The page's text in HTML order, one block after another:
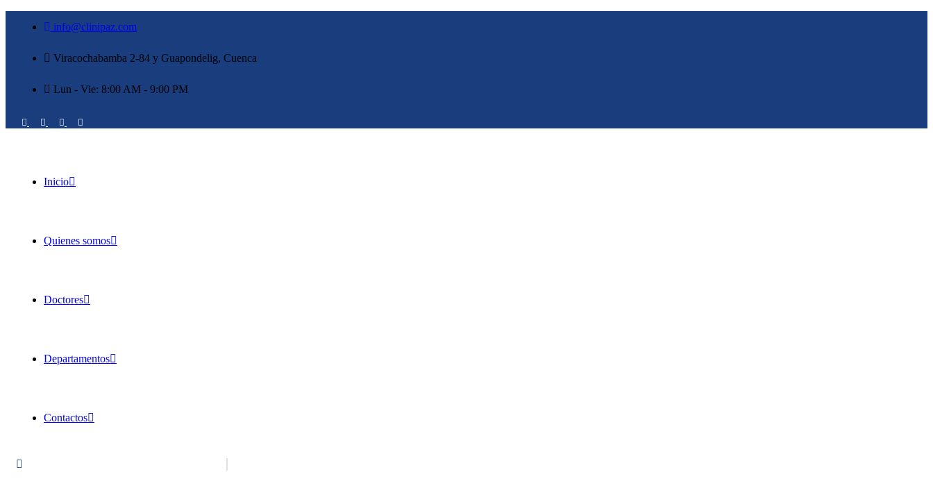
info@clinipaz.com
Viracochabamba 2-84 y Guapondelig, Cuenca
Lun - Vie: 8:00 AM - 9:00 PM
Inicio
Quienes somos
Doctores
Departamentos
Contactos